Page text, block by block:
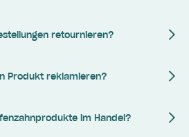
retournieren?
Produkt reklamieren?
im Handel?